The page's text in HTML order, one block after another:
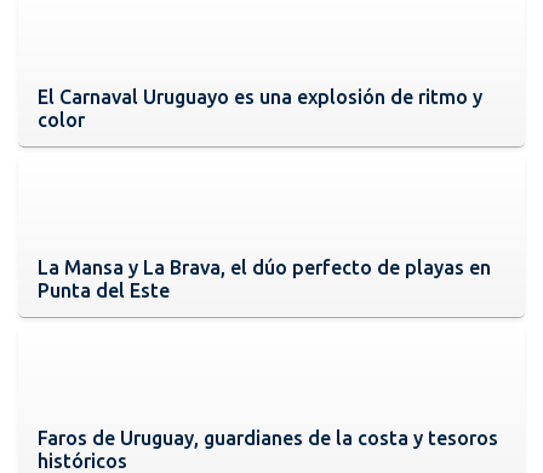
El Carnaval Uruguayo es una explosión de ritmo y
color
La Mansa y La Brava, el dúo perfecto de playas en
Punta del Este
Faros de Uruguay, guardianes de la costa y tesoros
históricos